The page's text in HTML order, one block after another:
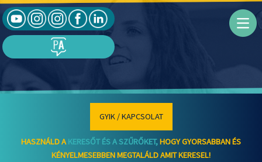
GYIK / KAPCSOLAT
HASZNÁLD AKERESŐT ÉS A SZŰRŐKET,HOGY GYORSABBAN ÉS
KÉNYELMESEBBEN MEGTALÁLD AMIT KERESEL!